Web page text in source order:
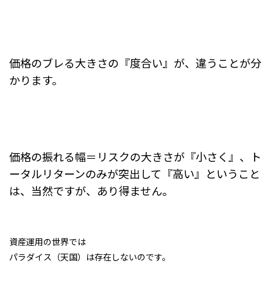
価格のブレる大きさの『度合い』が、違うことが分
かります。
価格の振れる幅＝リスクの大きさが『小さく』、ト
ータルリターンのみが突出して『高い』ということ
は、当然ですが、あり得ません。
資産運用の世界では
パラダイス（天国）は存在しないのです。